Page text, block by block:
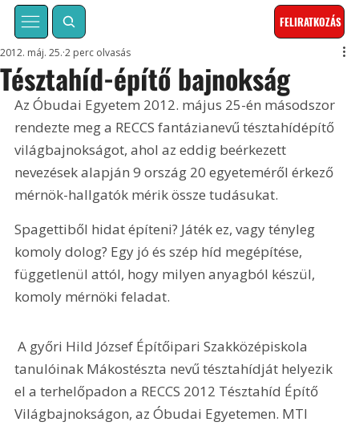
FELIRATKOZÁS
Tésztahíd-építő bajnokság
2012. máj. 25. 2 perc olvasás
Az Óbudai Egyetem 2012. május 25-én másodszor
rendezte meg a RECCS fantázianevű tésztahídépítő
világbajnokságot, ahol az eddig beérkezett
nevezések alapján 9 ország 20 egyeteméről érkező
mérnök-hallgatók mérik össze tudásukat.
Spagettiből hidat építeni? Játék ez, vagy tényleg
komoly dolog? Egy jó és szép híd megépítése,
függetlenül attól, hogy milyen anyagból készül,
komoly mérnöki feladat.
A győri Hild József Építőipari Szakközépiskola
tanulóinak Mákostészta nevű tésztahídját helyezik
el a terhelőpadon a RECCS 2012 Tésztahíd Építő
Világbajnokságon, az Óbudai Egyetemen. MTI